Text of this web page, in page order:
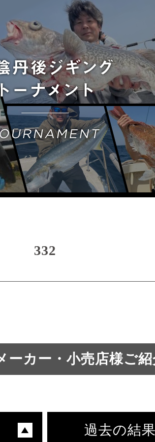
332
ーカー・小売店様ご
過去の結